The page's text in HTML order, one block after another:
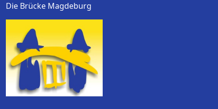
Die Brücke Magdeburg